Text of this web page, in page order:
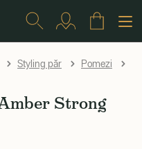
Styling păr Pomezi
Strong